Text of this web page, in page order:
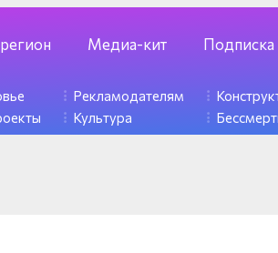
Медиа-кит Подписка
Рекламодателям
Культура